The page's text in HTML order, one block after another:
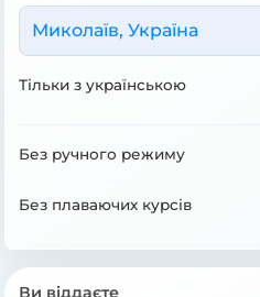
Миколаїв, Україна
Тільки з українською
Без ручного режиму
Без плаваючих курсів
Ви віддаєте